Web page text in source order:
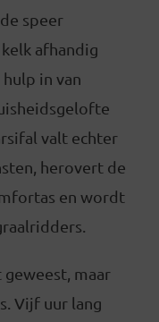
speer
afhandig
in van
valt echter
herovert de
en wordt
maar
Vijf uur lang